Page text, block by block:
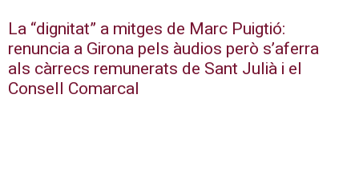
La “dignitat” a mitges de Marc Puigtió:
renuncia a Girona pels àudios però s’aferra
als càrrecs remunerats de Sant Julià i el
Consell Comarcal